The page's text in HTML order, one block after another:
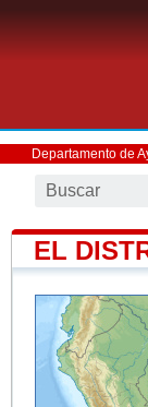
Departamento de
EL